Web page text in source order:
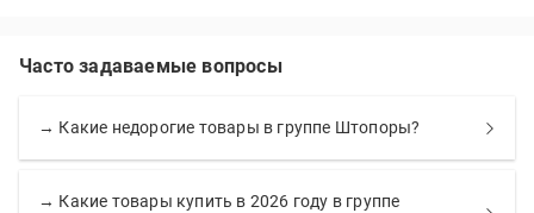
Часто задаваемые вопросы
→ Какие недорогие товары в группе Штопоры?
→ Какие товары купить в 2026 году в группе